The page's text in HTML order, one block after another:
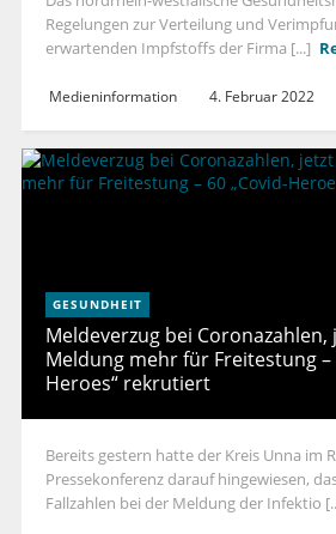
Regelungen zur Verteilung und
erwartenden Impfstoffs der Firma [...]
Medieninformation 4. Februar 2022
GESUNDHEIT
Meldeverzug bei Coronazahlen,
Meldung mehr für Freitestung –
Heroes“ rekrutiert
Bereits gestern hatte der Kreis Unna im
Pressekonferenz darauf hingewiesen,
Fallzahlen bei der Meldung der Infektio